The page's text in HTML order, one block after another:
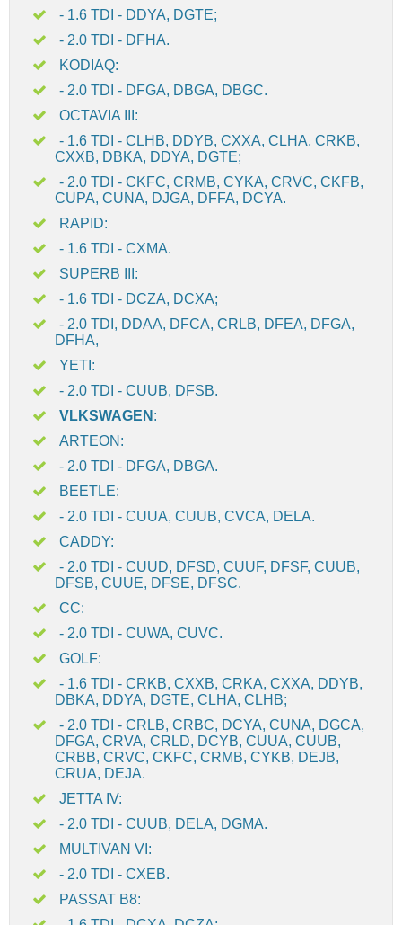
- 1.6 TDI - DDYA, DGTE;
- 2.0 TDI - DFHA.
KODIAQ:
- 2.0 TDI - DFGA, DBGA, DBGC.
OCTAVIA III:
- 1.6 TDI - CLHB, DDYB, CXXA, CLHA, CRKB,
CXXB, DBKA, DDYA, DGTE;
- 2.0 TDI - CKFC, CRMB, CYKA, CRVC, CKFB,
CUPA, CUNA, DJGA, DFFA, DCYA.
RAPID:
- 1.6 TDI - CXMA.
SUPERB III:
- 1.6 TDI - DCZA, DCXA;
- 2.0 TDI, DDAA, DFCA, CRLB, DFEA, DFGA,
DFHA,
YETI:
- 2.0 TDI - CUUB, DFSB.
VLKSWAGEN :
ARTEON:
- 2.0 TDI - DFGA, DBGA.
BEETLE:
- 2.0 TDI - CUUA, CUUB, CVCA, DELA.
CADDY:
- 2.0 TDI - CUUD, DFSD, CUUF, DFSF, CUUB,
DFSB, CUUE, DFSE, DFSC.
CC:
- 2.0 TDI - CUWA, CUVC.
GOLF:
- 1.6 TDI - CRKB, CXXB, CRKA, CXXA, DDYB,
DBKA, DDYA, DGTE, CLHA, CLHB;
- 2.0 TDI - CRLB, CRBC, DCYA, CUNA, DGCA,
DFGA, CRVA, CRLD, DCYB, CUUA, CUUB,
CRBB, CRVC, CKFC, CRMB, CYKB, DEJB,
CRUA, DEJA.
JETTA IV:
- 2.0 TDI - CUUB, DELA, DGMA.
MULTIVAN VI:
- 2.0 TDI - CXEB.
PASSAT B8: